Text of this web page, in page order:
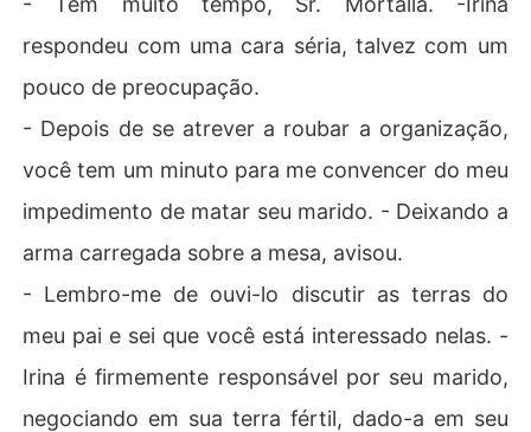
respondeu com uma cara séria, talvez com um
pouco de preocupação.
- Depois de se atrever a roubar a organização,
você tem um minuto para me convencer do meu
impedimento de matar seu marido. - Deixando a
arma carregada sobre a mesa, avisou.
- Lembro-me de ouvi-lo discutir as terras do
meu pai e sei que você está interessado nelas. -
Irina é firmemente responsável por seu marido,
negociando em sua terra fértil, dado-a em seu